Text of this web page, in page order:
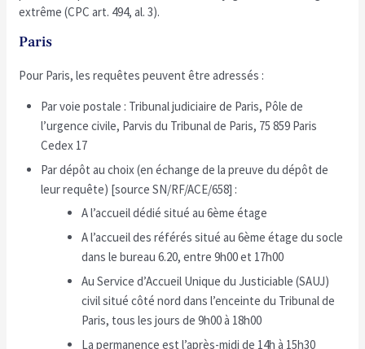
extrême (CPC art. 494, al. 3).
Paris
Pour Paris, les requêtes peuvent être adressés :
Par voie postale : Tribunal judiciaire de Paris, Pôle de
l’urgence civile, Parvis du Tribunal de Paris, 75 859 Paris
Cedex 17
Par dépôt au choix (en échange de la preuve du dépôt de
leur requête) [source SN/RF/ACE/658] :
A l’accueil dédié situé au 6ème étage
A l’accueil des référés situé au 6ème étage du socle
dans le bureau 6.20, entre 9h00 et 17h00
Au Service d’Accueil Unique du Justiciable (SAUJ)
civil situé côté nord dans l’enceinte du Tribunal de
Paris, tous les jours de 9h00 à 18h00
La permanence est l’après-midi de 14h à 15h30